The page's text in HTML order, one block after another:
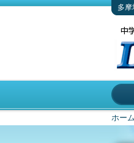
新多
私立
多摩
るひ
内、
塾を
042-310-3883 (受付時間 月～土 13 :
〒206-0033 東京都多摩市落合1-5-11
ホーム
HOME